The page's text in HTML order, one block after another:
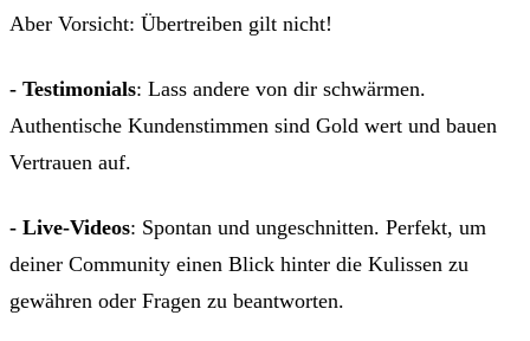
Aber Vorsicht: Übertreiben gilt nicht!
- Testimonials: Lass andere von dir schwärmen.
Authentische Kundenstimmen sind Gold wert und bauen
Vertrauen auf.
- Live-Videos: Spontan und ungeschnitten. Perfekt, um
deiner Community einen Blick hinter die Kulissen zu
gewähren oder Fragen zu beantworten.